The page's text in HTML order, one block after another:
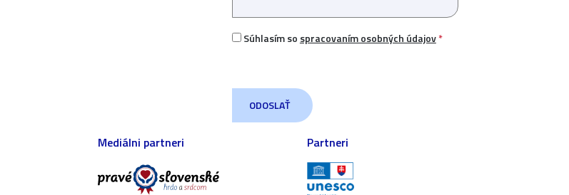
Súhlasím so spracovaním osobných údajov*
Mediálni partneri Partneri